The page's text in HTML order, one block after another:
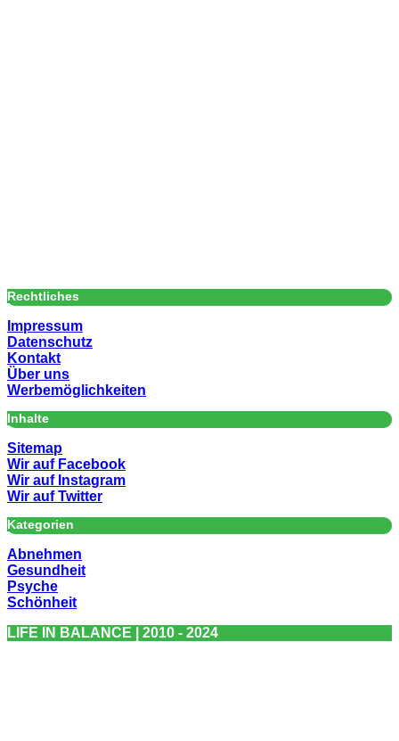
Rechtliches
Impressum
Datenschutz
Kontakt
Über uns
Werbemöglichkeiten
Inhalte
Sitemap
Wir auf Facebook
Wir auf Instagram
Wir auf Twitter
Kategorien
Abnehmen
Gesundheit
Psyche
Schönheit
LIFE IN BALANCE | 2010 - 2024